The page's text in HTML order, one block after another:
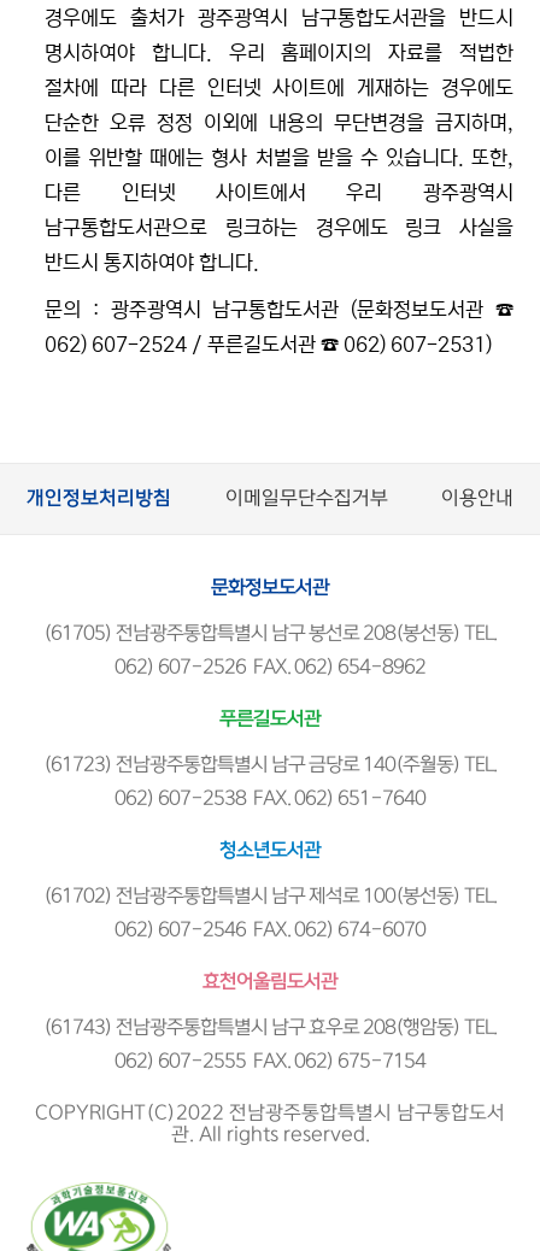
경우에도 출처가 광주광역시 남구통합도서관을 반드시
명시하여야 합니다. 우리 홈페이지의 자료를 적법한
절차에 따라 다른 인터넷 사이트에 게재하는 경우에도
단순한 오류 정정 이외에 내용의 무단변경을 금지하며,
이를 위반할 때에는 형사 처벌을 받을 수 있습니다. 또한,
다른 인터넷 사이트에서 우리 광주광역시
남구통합도서관으로 링크하는 경우에도 링크 사실을
반드시 통지하여야 합니다.
문의 : 광주광역시 남구통합도서관 (문화정보도서관 ☎
062) 607-2524 / 푸른길도서관 ☎ 062) 607-2531)
개인정보처리방침 이메일무단수집거부 이용안내
문화정보도서관
(61705) 전남광주통합특별시 남구 봉선로 208(봉선동) TEL.
062) 607-2526 FAX. 062) 654-8962
푸른길도서관
(61723) 전남광주통합특별시 남구 금당로 140(주월동) TEL.
062) 607-2538 FAX. 062) 651-7640
청소년도서관
(61702) 전남광주통합특별시 남구 제석로 100(봉선동) TEL.
062) 607-2546 FAX. 062) 674-6070
효천어울림도서관
(61743) 전남광주통합특별시 남구 효우로 208(행암동) TEL.
062) 607-2555 FAX. 062) 675-7154
COPYRIGHT(C)2022 전남광주통합특별시 남구통합도서
관. All rights reserved.